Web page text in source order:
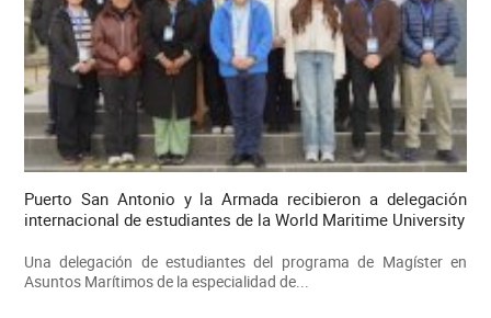
Puerto San Antonio y la Armada recibieron a delegación
internacional de estudiantes de la World Maritime University
Una delegación de estudiantes del programa de Magíster en
Asuntos Marítimos de la especialidad de...